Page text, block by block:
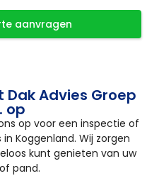
aanvragen
Advies Groep
op
op voor een inspectie of
Koggenland. Wij zorgen
kunt genieten van uw
pand.